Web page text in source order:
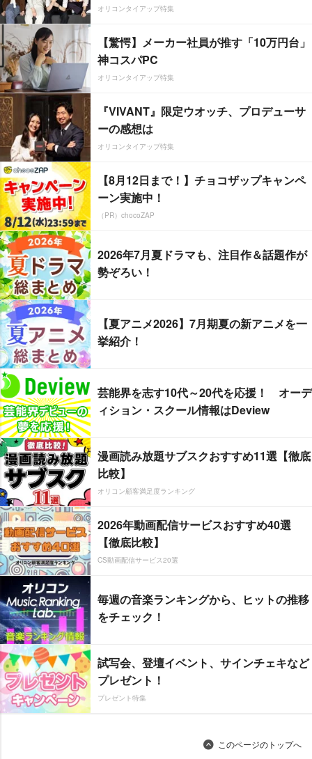
オリコンタイアップ特集
【驚愕】メーカー社員が推す「10万円台」
神コスパPC
オリコンタイアップ特集
『VIVANT』限定ウオッチ、プロデューサ
ーの感想は
オリコンタイアップ特集
【8月12日まで！】チョコザップキャンペ
ーン実施中！
（PR）chocoZAP
2026年7月夏ドラマも、注目作＆話題作が
勢ぞろい！
【夏アニメ2026】7月期夏の新アニメを一
挙紹介！
芸能界を志す10代～20代を応援！ オーデ
ィション・スクール情報はDeview
漫画読み放題サブスクおすすめ11選【徹底
比較】
オリコン顧客満足度ランキング
2026年動画配信サービスおすすめ40選
【徹底比較】
CS動画配信サービス20選
毎週の音楽ランキングから、ヒットの推移
をチェック！
試写会、登壇イベント、サインチェキなど
プレゼント！
プレゼント特集
このページのトップへ